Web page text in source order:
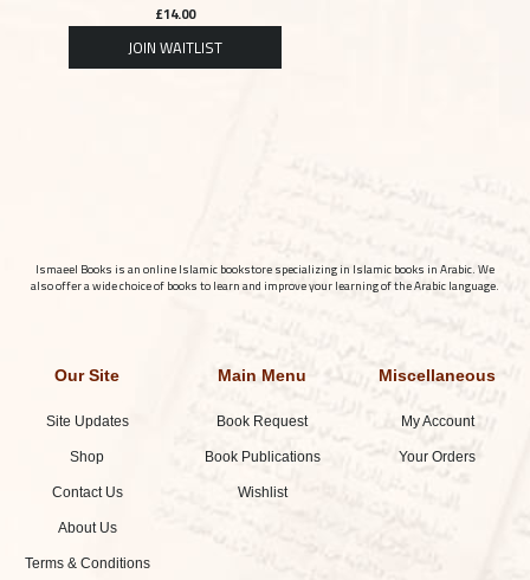
£14.00
Ismaeel Books is an online Islamic bookstore specializing in Islamic books in Arabic. We
also offer a wide choice of books to learn and improve your learning of the Arabic language.
Our Site
Site Updates
Shop
Contact Us
About Us
Terms & Conditions
Main Menu
Book Request
Book Publications
Wishlist
Miscellaneous
My Account
Your Orders